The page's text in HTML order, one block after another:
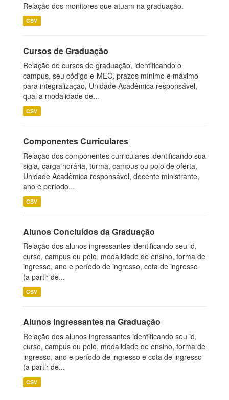
Relação dos monitores que atuam na graduação.
CSV
Cursos de Graduação
Relação de cursos de graduação, identificando o
campus, seu código e-MEC, prazos mínimo e máximo
para integralização, Unidade Acadêmica responsável,
qual a modalidade de...
CSV
Componentes Curriculares
Relação dos componentes curriculares identificando sua
sigla, carga horária, turma, campus ou polo de oferta,
Unidade Acadêmica responsável, docente ministrante,
ano e período...
CSV
Alunos Concluídos da Graduação
Relação dos alunos ingressantes identificando seu id,
curso, campus ou polo, modalidade de ensino, forma de
ingresso, ano e período de ingresso, cota de ingresso
(a partir de...
CSV
Alunos Ingressantes na Graduação
Relação dos alunos ingressantes identificando seu id,
curso, campus ou polo, modalidade de ensino, forma de
ingresso, ano e período de ingresso e cota de ingresso
(a partir de...
CSV